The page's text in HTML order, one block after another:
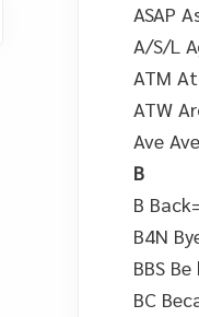
ASAP
A/S/L
ATM
ATW
Ave
B
B
B4N
BBS
BC